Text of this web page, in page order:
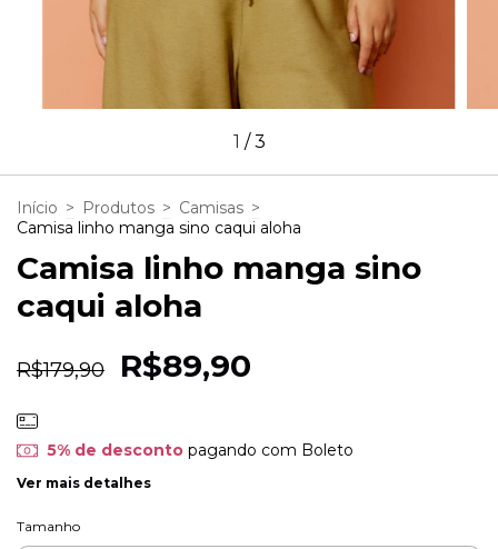
1 /3
Início > Produtos > Camisas >
Camisa linho manga sino caqui aloha
Camisa linho manga sino
caqui aloha
R$179,90 R$89,90
5% de descontopagando com Boleto
Ver mais detalhes
Tamanho